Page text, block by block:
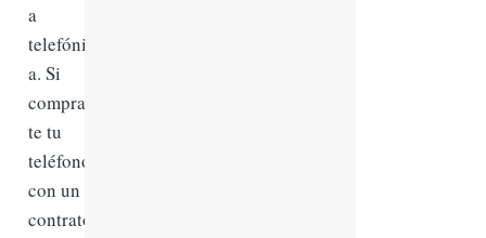
a
telefónic
a. Si
compras
te tu
teléfono
con un
contrato